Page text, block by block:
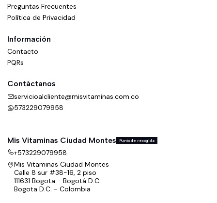
Preguntas Frecuentes
Política de Privacidad
Información
Contacto
PQRs
Contáctanos
servicioalcliente@misvitaminas.com.co
573229079958
Mis Vitaminas Ciudad Montes Punto de recogida
+573229079958
Mis Vitaminas Ciudad Montes
Calle 8 sur #38-16, 2 piso
111631 Bogota - Bogotá D.C.
Bogota D.C. - Colombia